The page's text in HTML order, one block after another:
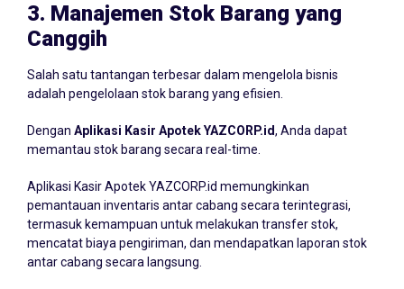
3. Manajemen Stok Barang yang
Canggih
Salah satu tantangan terbesar dalam mengelola bisnis
adalah pengelolaan stok barang yang efisien.
Dengan Aplikasi Kasir Apotek YAZCORP.id, Anda dapat
memantau stok barang secara real-time.
Aplikasi Kasir Apotek YAZCORP.id memungkinkan
pemantauan inventaris antar cabang secara terintegrasi,
termasuk kemampuan untuk melakukan transfer stok,
mencatat biaya pengiriman, dan mendapatkan laporan stok
antar cabang secara langsung.